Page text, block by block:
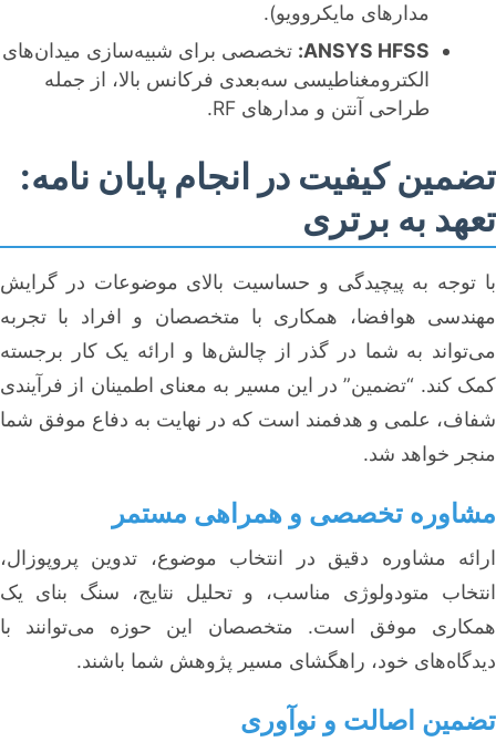
مدارهای مایکروویو).
ANSYS HFSS: تخصصی برای شبیه‌سازی میدان‌های
الکترومغناطیسی سه‌بعدی فرکانس بالا، از جمله
طراحی آنتن و مدارهای RF.
تضمین کیفیت در انجام پایان نامه:
تعهد به برتری
با توجه به پیچیدگی و حساسیت بالای موضوعات در گرایش
مهندسی هوافضا، همکاری با متخصصان و افراد با تجربه
می‌تواند به شما در گذر از چالش‌ها و ارائه یک کار برجسته
کمک کند. “تضمین” در این مسیر به معنای اطمینان از فرآیندی
شفاف، علمی و هدفمند است که در نهایت به دفاع موفق شما
منجر خواهد شد.
مشاوره تخصصی و همراهی مستمر
ارائه مشاوره دقیق در انتخاب موضوع، تدوین پروپوزال،
انتخاب متودولوژی مناسب، و تحلیل نتایج، سنگ بنای یک
همکاری موفق است. متخصصان این حوزه می‌توانند با
دیدگاه‌های خود، راهگشای مسیر پژوهش شما باشند.
تضمین اصالت و نوآوری